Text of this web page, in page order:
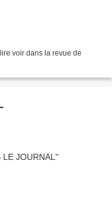
voir dans la revue de